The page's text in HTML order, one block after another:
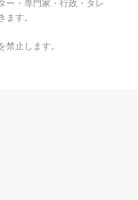
ー・専門家・行政・タレ
ます。
止します。